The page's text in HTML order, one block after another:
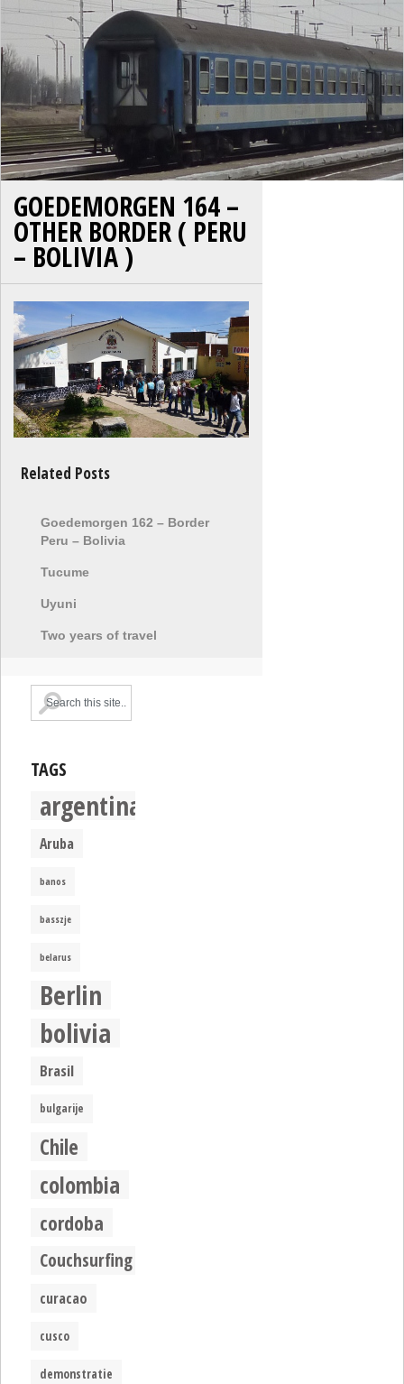
GOEDEMORGEN 164 –
OTHER BORDER ( PERU
– BOLIVIA )
Related Posts
Goedemorgen 162 – Border
Peru – Bolivia
Tucume
Uyuni
Two years of travel
TAGS
argentina
Aruba
banos
basszje
belarus
Berlin
bolivia
Brasil
bulgarije
Chile
colombia
cordoba
Couchsurfing
curacao
cusco
demonstratie